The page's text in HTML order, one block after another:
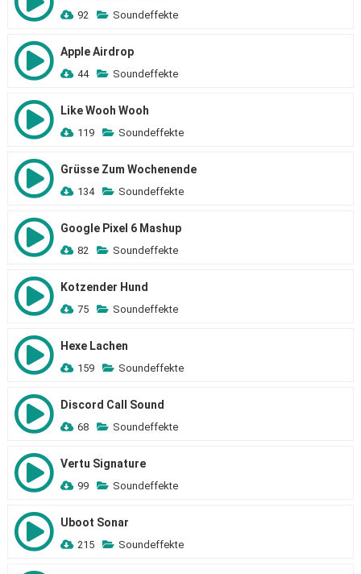
92 Soundeffekte
Apple Airdrop
44 Soundeffekte
Like Wooh Wooh
119 Soundeffekte
Grüsse Zum Wochenende
134 Soundeffekte
Google Pixel 6 Mashup
82 Soundeffekte
Kotzender Hund
75 Soundeffekte
Hexe Lachen
159 Soundeffekte
Discord Call Sound
68 Soundeffekte
Vertu Signature
99 Soundeffekte
Uboot Sonar
215 Soundeffekte